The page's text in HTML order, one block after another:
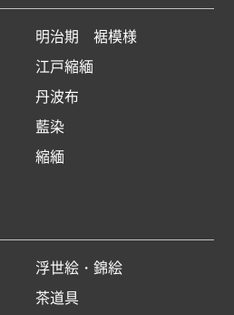
明治期 裾模様
江戸縮緬
丹波布
藍染
縮緬
浮世絵・錦絵
茶道具